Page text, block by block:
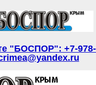
"БОСПОР": +7-978-